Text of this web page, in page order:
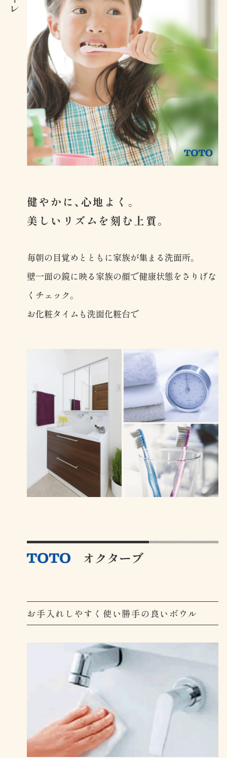
健やかに、心地よく。
美しいリズムを刻む上質。
毎朝の目覚めとともに家族が集まる洗面所。
壁一面の鏡に映る家族の顔で健康状態をさりげな
くチェック。
お化粧タイムも洗面化粧台で
オクターブ
お手入れしやすく使い勝手の良いボウル